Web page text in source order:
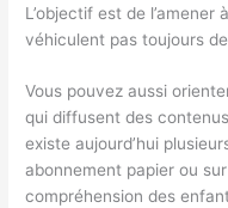
L’objectif est de
véhiculent pas toujours
Vous pouvez aussi
qui diffusent des
existe aujourd’hui
abonnement papier ou
compréhension des